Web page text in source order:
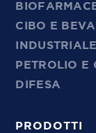
CIBO E
INDUSTRIALE
PETROLIO E
DIFESA
PRODOTTI